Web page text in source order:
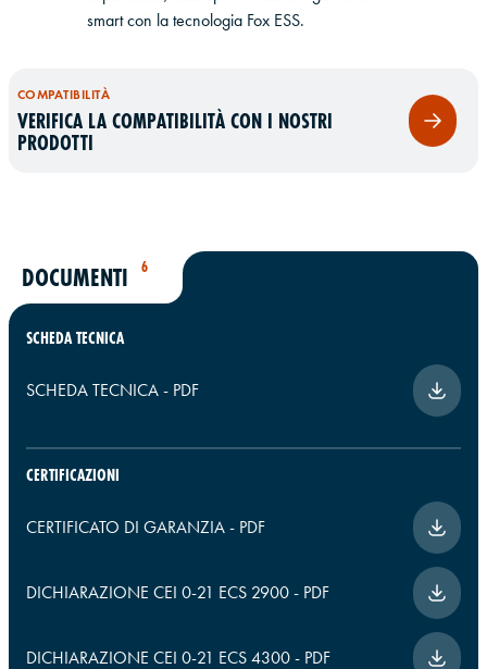
smart con la tecnologia Fox ESS.
COMPATIBILITÀ
VERIFICA LA COMPATIBILITÀ CON I NOSTRI
PRODOTTI
DOCUMENTI 6
SCHEDA TECNICA
SCHEDA TECNICA - PDF
CERTIFICAZIONI
CERTIFICATO DI GARANZIA - PDF
DICHIARAZIONE CEI 0-21 ECS 2900 - PDF
DICHIARAZIONE CEI 0-21 ECS 4300 - PDF